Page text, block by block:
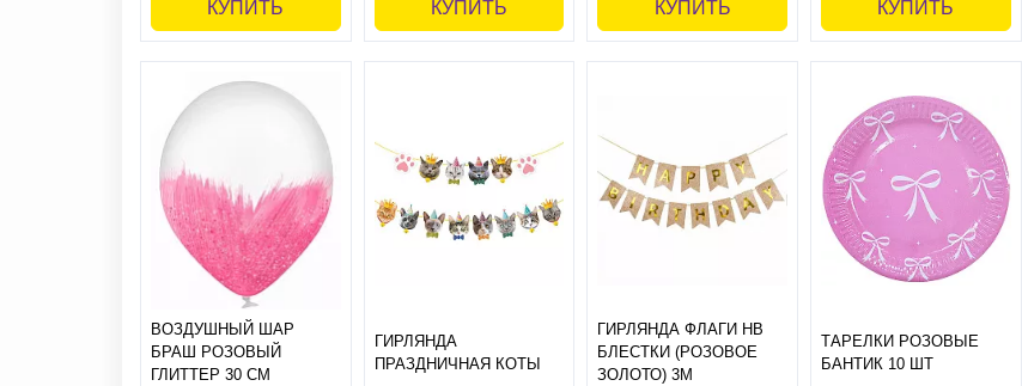
КУПИТЬ КУПИТЬ КУПИТЬ КУПИТЬ
ВОЗДУШНЫЙ ШАР
БРАШ РОЗОВЫЙ
ГЛИТТЕР 30 СМ
ГИРЛЯНДА
ПРАЗДНИЧНАЯ КОТЫ
ГИРЛЯНДА ФЛАГИ HB
БЛЕСТКИ (РОЗОВОЕ
ЗОЛОТО) 3М
ТАРЕЛКИ РОЗОВЫЕ
БАНТИК 10 ШТ